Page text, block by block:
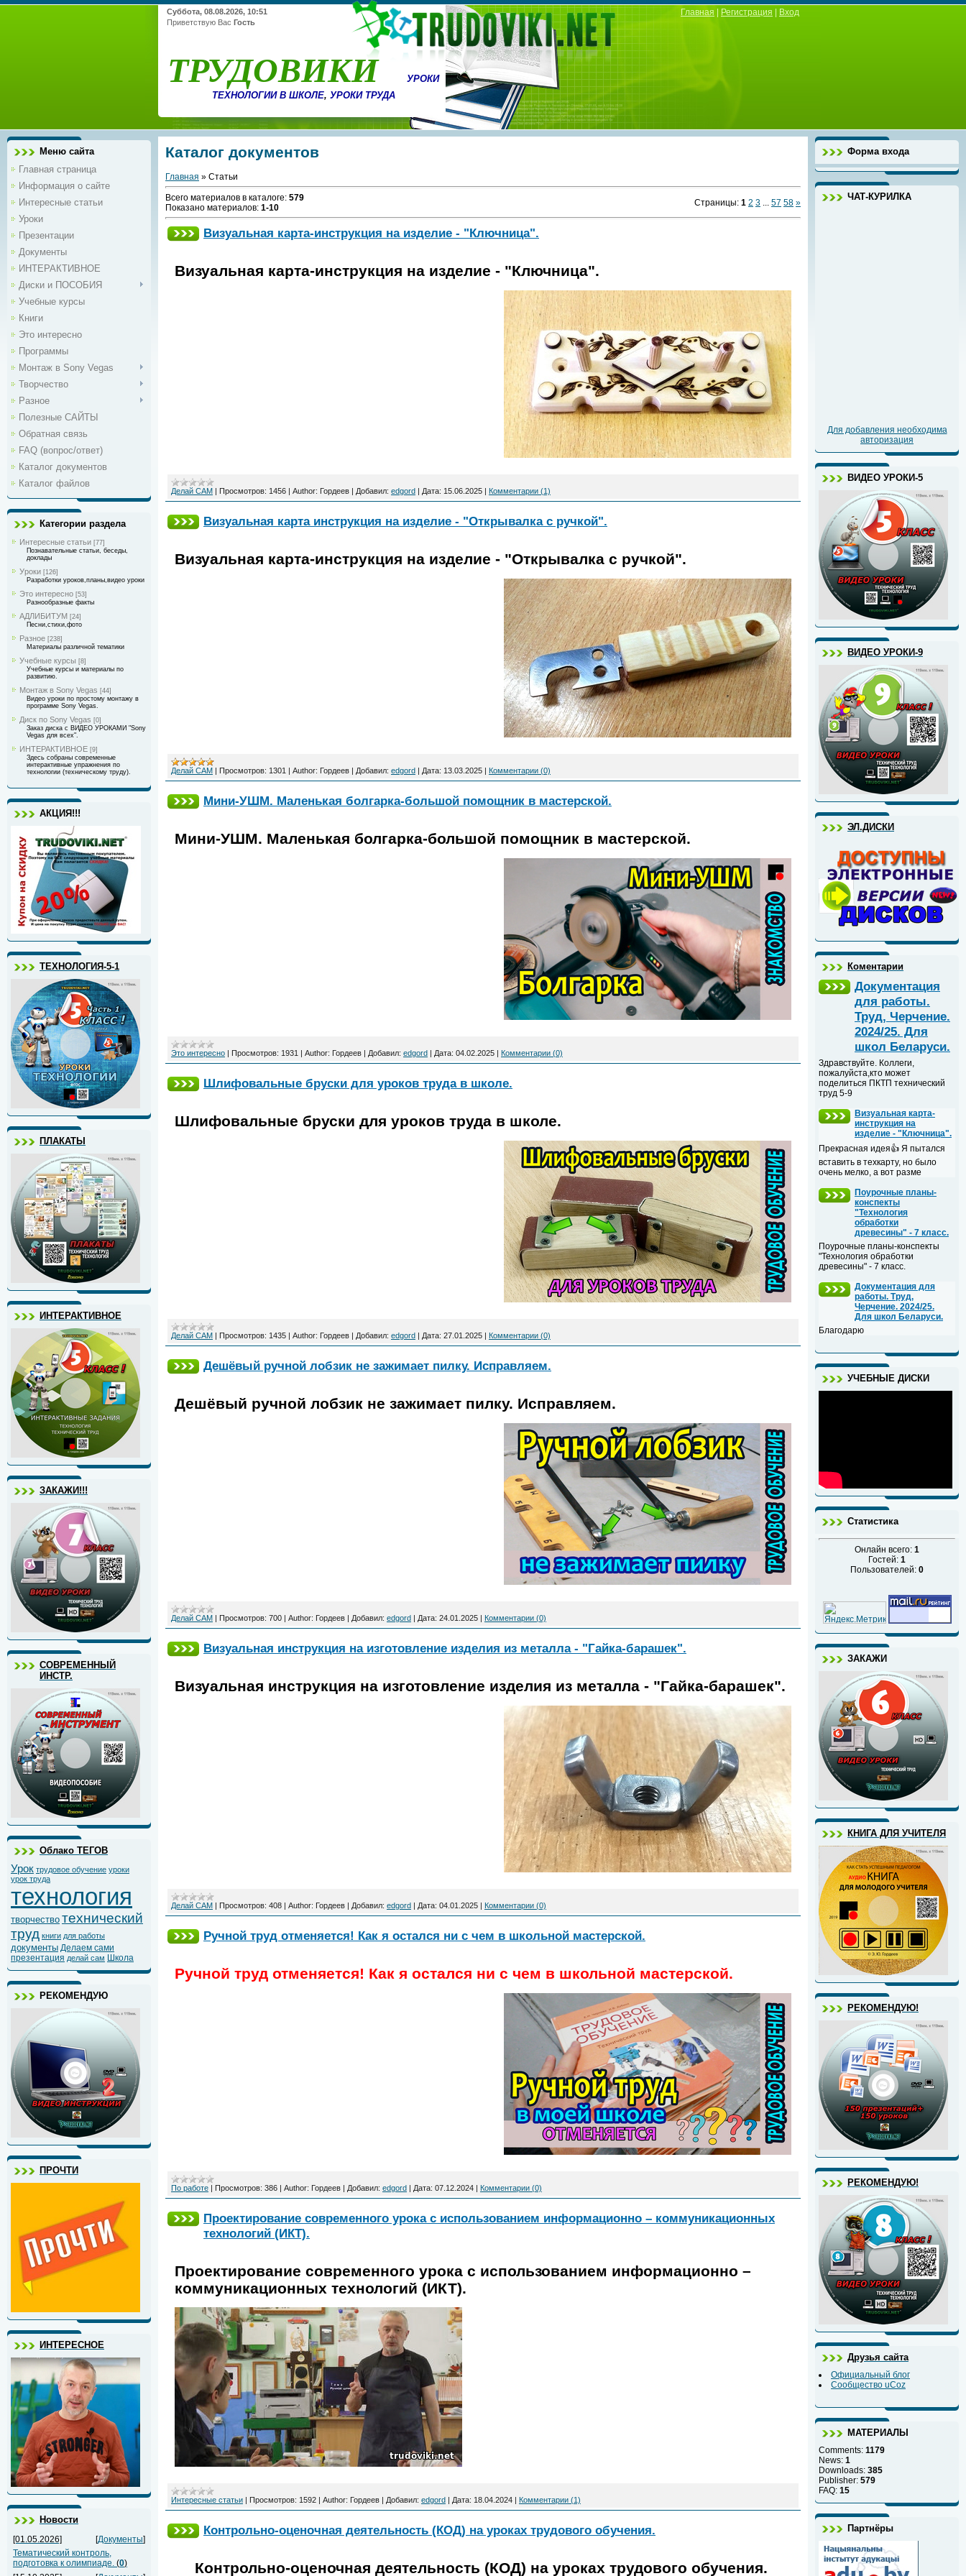
Суббота, 08.08.2026, 10:51
Приветствую Вас Гость
ТРУДОВИКИ
УРОКИ
ТЕХНОЛОГИИ В ШКОЛЕ, УРОКИ ТРУДА
Главная Регистрация Вход
Меню сайта
Главная страница
Информация о сайте
Интересные статьи
Уроки
Презентации
Документы
ИНТЕРАКТИВНОЕ
Диски и ПОСОБИЯ
Учебные курсы
Книги
Это интересно
Программы
Монтаж в Sony Vegas
Творчество
Разное
Полезные САЙТЫ
Обратная связь
FAQ (вопрос/ответ)
Каталог документов
Каталог файлов
Категории раздела
Интересные статьи [77]
Познавательные статьи, беседы,
доклады
Уроки [126]
Разработки уроков,планы,видео уроки
Это интересно [53]
Разнообразные факты
АДЛИБИТУМ [24]
Песни,стихи,фото
Разное [238]
Материалы различной тематики
Учебные курсы [8]
Учебные курсы и материалы по
развитию.
Монтаж в Sony Vegas [44]
Видео уроки по простому монтажу в
программе Sony Vegas.
Диск по Sony Vegas [0]
Заказ диска с ВИДЕО УРОКАМИ "Sony
Vegas для всех".
ИНТЕРАКТИВНОЕ [9]
Здесь собраны современные
интерактивные упражнения по
технологии (техническому труду).
АКЦИЯ!!!
ТЕХНОЛОГИЯ-5-1
ПЛАКАТЫ
ИНТЕРАКТИВНОЕ
ЗАКАЖИ!!!
СОВРЕМЕННЫЙ
ИНСТР.
Облако ТЕГОВ
Урок трудовое обучение уроки
урок труда
технология
творчество технический
труд книги для работы
документы Делаем сами
презентация делай сам Школа
РЕКОМЕНДУЮ
ПРОЧТИ
ИНТЕРЕСНОЕ
Новости
[01.05.2026] [Документы]
Тематический контроль,
подготовка к олимпиаде. (0)
Каталог документов
Главная » Статьи
Всего материалов в каталоге: 579
Показано материалов: 1-10 Страницы: 1 2 3 ... 57 58 »
Визуальная карта-инструкция на изделие - "Ключница".
Визуальная карта-инструкция на изделие - "Ключница".
Делай САМ | Просмотров: 1456 | Author: Гордеев | Добавил: edgord | Дата: 15.06.2025 | Комментарии (1)
Визуальная карта инструкция на изделие - "Открывалка с ручкой".
Визуальная карта-инструкция на изделие - "Открывалка с ручкой".
Делай САМ | Просмотров: 1301 | Author: Гордеев | Добавил: edgord | Дата: 13.03.2025 | Комментарии (0)
Мини-УШМ. Маленькая болгарка-большой помощник в мастерской.
Мини-УШМ. Маленькая болгарка-большой помощник в мастерской.
Это интересно | Просмотров: 1931 | Author: Гордеев | Добавил: edgord | Дата: 04.02.2025 | Комментарии (0)
Шлифовальные бруски для уроков труда в школе.
Шлифовальные бруски для уроков труда в школе.
Делай САМ | Просмотров: 1435 | Author: Гордеев | Добавил: edgord | Дата: 27.01.2025 | Комментарии (0)
Дешёвый ручной лобзик не зажимает пилку. Исправляем.
Дешёвый ручной лобзик не зажимает пилку. Исправляем.
Делай САМ | Просмотров: 700 | Author: Гордеев | Добавил: edgord | Дата: 24.01.2025 | Комментарии (0)
Визуальная инструкция на изготовление изделия из металла - "Гайка-барашек".
Визуальная инструкция на изготовление изделия из металла - "Гайка-барашек".
Делай САМ | Просмотров: 408 | Author: Гордеев | Добавил: edgord | Дата: 04.01.2025 | Комментарии (0)
Ручной труд отменяется! Как я остался ни с чем в школьной мастерской.
Ручной труд отменяется! Как я остался ни с чем в школьной мастерской.
По работе | Просмотров: 386 | Author: Гордеев | Добавил: edgord | Дата: 07.12.2024 | Комментарии (0)
Проектирование современного урока с использованием информационно – коммуникационных
технологий (ИКТ).
Проектирование современного урока с использованием информационно –
коммуникационных технологий (ИКТ).
Интересные статьи | Просмотров: 1592 | Author: Гордеев | Добавил: edgord | Дата: 18.04.2024 | Комментарии (1)
Контрольно-оценочная деятельность (КОД) на уроках трудового обучения.
Контрольно-оценочная деятельность (КОД) на уроках трудового обучения.
Форма входа
ЧАТ-КУРИЛКА
Для добавления необходима
авторизация
ВИДЕО УРОКИ-5
ВИДЕО УРОКИ-9
ЭЛ.ДИСКИ
Коментарии
Документация
для работы.
Труд, Черчение.
2024/25. Для
школ Беларуси.
Здравствуйте. Коллеги,
пожалуйста,кто может
поделиться ПКТП технический
труд 5-9
Визуальная карта-
инструкция на
изделие - "Ключница".
Прекрасная идея👍 Я пытался
вставить в техкарту, но было
очень мелко, а вот разме
Поурочные планы-
конспекты
"Технология
обработки
древесины" - 7 класс.
Поурочные планы-конспекты
"Технология обработки
древесины" - 7 класс.
Документация для
работы. Труд,
Черчение. 2024/25.
Для школ Беларуси.
Благодарю
УЧЕБНЫЕ ДИСКИ
Статистика
Онлайн всего: 1
Гостей: 1
Пользователей: 0
ЗАКАЖИ
КНИГА ДЛЯ УЧИТЕЛЯ
РЕКОМЕНДУЮ!
РЕКОМЕНДУЮ!
Друзья сайта
Официальный блог
Сообщество uCoz
МАТЕРИАЛЫ
Comments: 1179
News: 1
Downloads: 385
Publisher: 579
FAQ: 15
Партнёры